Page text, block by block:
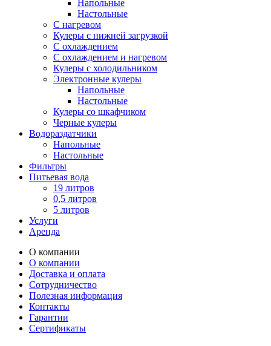
Напольные
Настольные
С нагревом
Кулеры с нижней загрузкой
С охлаждением
С охлаждением и нагревом
Кулеры с холодильником
Электронные кулеры
Напольные
Настольные
Кулеры со шкафчиком
Черные кулеры
Водораздатчики
Напольные
Настольные
Фильтры
Питьевая вода
19 литров
0,5 литров
5 литров
Услуги
Аренда
О компании
О компании
Доставка и оплата
Сотрудничество
Полезная информация
Контакты
Гарантии
Сертификаты